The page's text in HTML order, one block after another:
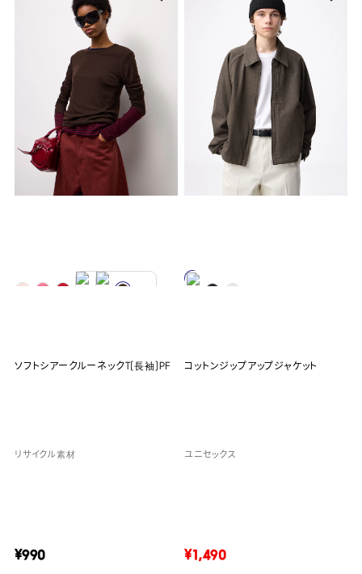
ソフトシアークルーネックT(長袖)PF
リサイクル素材
¥990
コットンジップアップジャケット
ユニセックス
¥1,490